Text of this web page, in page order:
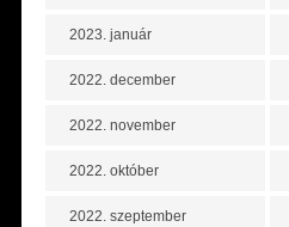
2023. január
2022. december
2022. november
2022. október
2022. szeptember